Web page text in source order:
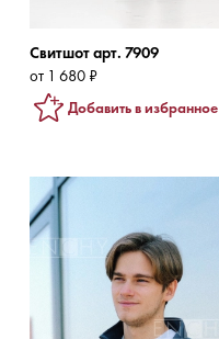
Свитшот арт. 7909
от 1 680 ₽
Добавить в избранное